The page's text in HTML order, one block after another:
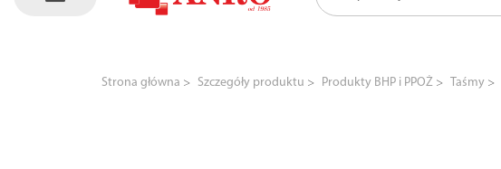
Strona główna Szczegóły produktu Produkty BHP i PPOŻ Taśmy